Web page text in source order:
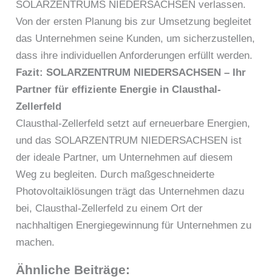
SOLARZENTRUMS NIEDERSACHSEN verlassen.
Von der ersten Planung bis zur Umsetzung begleitet
das Unternehmen seine Kunden, um sicherzustellen,
dass ihre individuellen Anforderungen erfüllt werden.
Fazit: SOLARZENTRUM NIEDERSACHSEN – Ihr
Partner für effiziente Energie in Clausthal-
Zellerfeld
Clausthal-Zellerfeld setzt auf erneuerbare Energien,
und das SOLARZENTRUM NIEDERSACHSEN ist
der ideale Partner, um Unternehmen auf diesem
Weg zu begleiten. Durch maßgeschneiderte
Photovoltaiklösungen trägt das Unternehmen dazu
bei, Clausthal-Zellerfeld zu einem Ort der
nachhaltigen Energiegewinnung für Unternehmen zu
machen.
Ähnliche Beiträge: